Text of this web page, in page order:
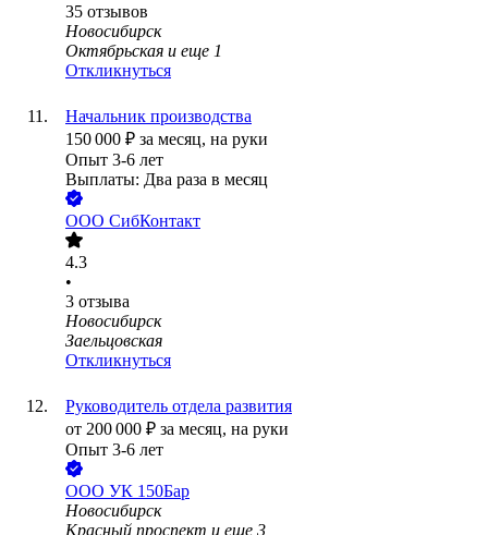
35 отзывов
Новосибирск
Октябрьская и еще 1
Откликнуться
Начальник производства
150 000 ₽ за месяц, на руки
Опыт 3-6 лет
Выплаты: Два раза в месяц
ООО СибКонтакт
4.3
•
3 отзыва
Новосибирск
Заельцовская
Откликнуться
Руководитель отдела развития
от 200 000 ₽ за месяц, на руки
Опыт 3-6 лет
ООО УК 150Бар
Новосибирск
Красный проспект и еще 3